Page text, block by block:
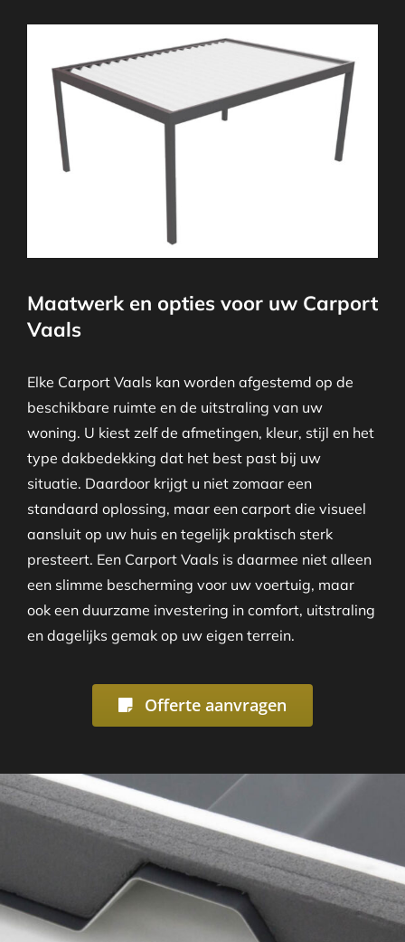
Maatwerk en opties voor uw Carport
Vaals
Elke Carport Vaals kan worden afgestemd op de
beschikbare ruimte en de uitstraling van uw
woning. U kiest zelf de afmetingen, kleur, stijl en het
type dakbedekking dat het best past bij uw
situatie. Daardoor krijgt u niet zomaar een
standaard oplossing, maar een carport die visueel
aansluit op uw huis en tegelijk praktisch sterk
presteert. Een Carport Vaals is daarmee niet alleen
een slimme bescherming voor uw voertuig, maar
ook een duurzame investering in comfort, uitstraling
en dagelijks gemak op uw eigen terrein.
Offerte aanvragen